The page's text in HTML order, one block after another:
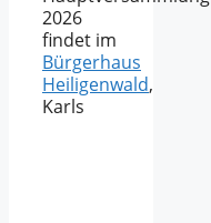
2026
findet im
Bürgerhaus
Heiligenwald,
Karls